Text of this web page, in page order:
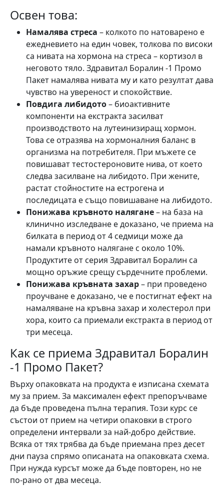
Освен това:
Намалява стреса – колкото по натоварено е
ежедневието на един човек, толкова по високи
са нивата на хормона на стреса – кортизол в
неговото тяло. Здравитал Боралин -1 Промо
Пакет намалява нивата му и като резултат дава
чувство на увереност и спокойствие.
Повдига либидото– биоактивните
компоненти на екстракта засилват
производството на лутеинизиращ хормон.
Това се отразява на хормоналния баланс в
организма на потребителя. При мъжете се
повишават тестостероновите нива, от което
следва засилване на либидото. При жените,
растат стойностите на естрогена и
последицата е също повишаване на либидото.
Понижава кръвното налягане– на база на
клинично изследване е доказано, че приема на
билката в период от 4 седмици може да
намали кръвното налягане с около 10%.
Продуктите от серия Здравитал Боралин са
мощно оръжие срещу сърдечните проблеми.
Понижава кръвната захар– при проведено
проучване е доказано, че е постигнат ефект на
намаляване на кръвна захар и холестерол при
хора, които са приемали екстракта в период от
три месеца.
Как се приема Здравитал Боралин
-1 Промо Пакет?
Върху опаковката на продукта е изписана схемата
му за прием. За максимален ефект препоръчваме
да бъде проведена пълна терапия. Този курс се
състои от прием на четири опаковки в строго
определени интервали за най-добро действие.
Всяка от тях трябва да бъде приемана през десет
дни пауза спрямо описаната на опаковката схема.
При нужда курсът може да бъде повторен, но не
по-рано от два месеца.